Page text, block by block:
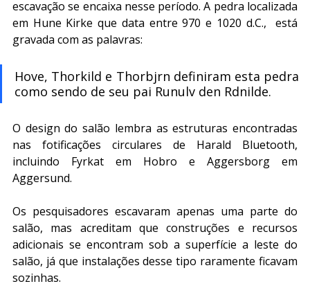
escavação se encaixa nesse período. A pedra localizada
em Hune Kirke que data entre 970 e 1020 d.C.,  está
gravada com as palavras:
Hove, Thorkild e Thorbjrn definiram esta pedra
como sendo de seu pai Runulv den Rdnilde.
O design do salão lembra as estruturas encontradas
nas fotificações circulares de Harald Bluetooth,
incluindo Fyrkat em Hobro e Aggersborg em
Aggersund.
Os pesquisadores escavaram apenas uma parte do
salão, mas acreditam que construções e recursos
adicionais se encontram sob a superfície a leste do
salão, já que instalações desse tipo raramente ficavam
sozinhas.